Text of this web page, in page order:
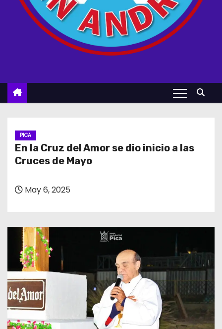
PICA
En la Cruz del Amor se dio inicio a las
Cruces de Mayo
May 6, 2025